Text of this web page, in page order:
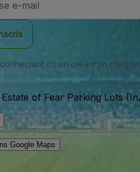
ou en créant un
of Fear Parking Lots
Google Maps